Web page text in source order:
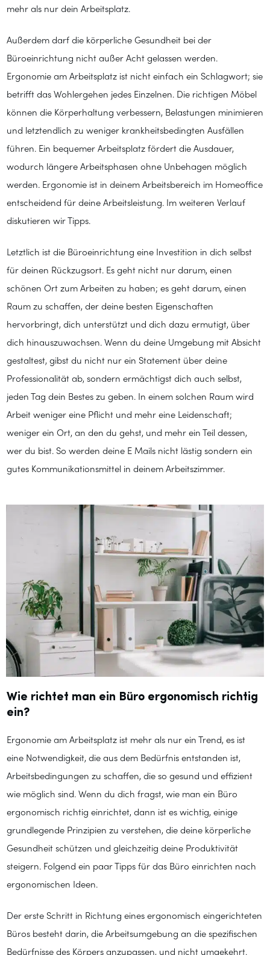
mehr als nur dein Arbeitsplatz.
Außerdem darf die körperliche Gesundheit bei der
Büroeinrichtung nicht außer Acht gelassen werden.
Ergonomie am Arbeitsplatz ist nicht einfach ein Schlagwort; sie
betrifft das Wohlergehen jedes Einzelnen. Die richtigen Möbel
können die Körperhaltung verbessern, Belastungen minimieren
und letztendlich zu weniger krankheitsbedingten Ausfällen
führen. Ein bequemer Arbeitsplatz fördert die Ausdauer,
wodurch längere Arbeitsphasen ohne Unbehagen möglich
werden. Ergonomie ist in deinem Arbeitsbereich im Homeoffice
entscheidend für deine Arbeitsleistung. Im weiteren Verlauf
diskutieren wir Tipps.
Letztlich ist die Büroeinrichtung eine Investition in dich selbst
für deinen Rückzugsort. Es geht nicht nur darum, einen
schönen Ort zum Arbeiten zu haben; es geht darum, einen
Raum zu schaffen, der deine besten Eigenschaften
hervorbringt, dich unterstützt und dich dazu ermutigt, über
dich hinauszuwachsen. Wenn du deine Umgebung mit Absicht
gestaltest, gibst du nicht nur ein Statement über deine
Professionalität ab, sondern ermächtigst dich auch selbst,
jeden Tag dein Bestes zu geben. In einem solchen Raum wird
Arbeit weniger eine Pflicht und mehr eine Leidenschaft;
weniger ein Ort, an den du gehst, und mehr ein Teil dessen,
wer du bist. So werden deine E Mails nicht lästig sondern ein
gutes Kommunikationsmittel in deinem Arbeitszimmer.
Wie richtet man ein Büro ergonomisch richtig
ein?
Ergonomie am Arbeitsplatz ist mehr als nur ein Trend, es ist
eine Notwendigkeit, die aus dem Bedürfnis entstanden ist,
Arbeitsbedingungen zu schaffen, die so gesund und effizient
wie möglich sind. Wenn du dich fragst, wie man ein Büro
ergonomisch richtig einrichtet, dann ist es wichtig, einige
grundlegende Prinzipien zu verstehen, die deine körperliche
Gesundheit schützen und gleichzeitig deine Produktivität
steigern. Folgend ein paar Tipps für das Büro einrichten nach
ergonomischen Ideen.
Der erste Schritt in Richtung eines ergonomisch eingerichteten
Büros besteht darin, die Arbeitsumgebung an die spezifischen
Bedürfnisse des Körpers anzupassen, und nicht umgekehrt.